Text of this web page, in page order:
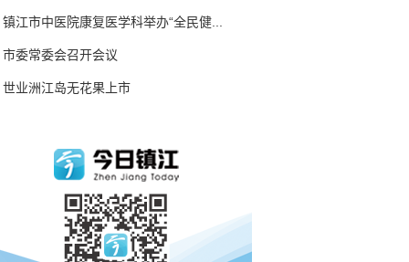
镇江市中医院康复医学科举办“全民健...
市委常委会召开会议
世业洲江岛无花果上市